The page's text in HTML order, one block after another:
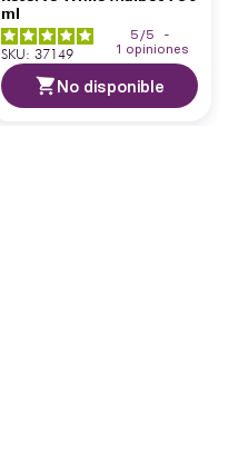
ml
5 /5
-
1 opiniones
SKU: 37149
No disponible